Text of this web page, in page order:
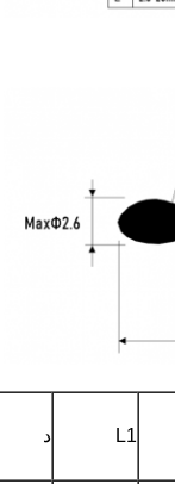
L1 د